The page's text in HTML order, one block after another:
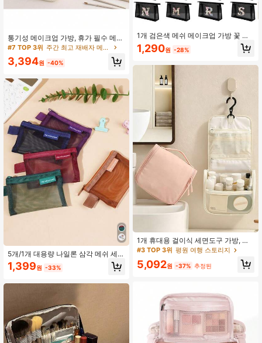
통기성 메이크업 가방, 휴가 필수 메이
크업 가방, 대용량 고급 메쉬 디자인,
#7 TOP 3위 주간 최고 재배자 메이크업 백
3,394원 -40%
5개/1개 대용량 나일론 삼각 메쉬 세면
도구 가방, 휴대용 방수 메이크업 가
방, 다기능 메이크업 가방, 문구 가방,
1,399원 -33%
1개 검은색 메쉬 메이크업 가방 꽃 문
자 A-Z, 투명 메쉬 비치백, 대용량 여
행 화장품 가방, 세면도구 가방, 수납
즈니스, 수영, 가정 수납에 적합, 가족,
친구, 사랑하는 사람 또는 선생님을 위
한 완벽한 선물, 이상적인 생일 선물,
휴일 선물, 파티 선물, 어머니의 날 선
물, 결혼 선물, 개학 선물
1,290원 -28%
1개 휴대용 걸이식 세면도구 가방, 경
량 여행용 메이크업 정리 파우치 스킨
적
#3 TOP 3위 평원 여행 스토리지
5,092원 -37% 추정된